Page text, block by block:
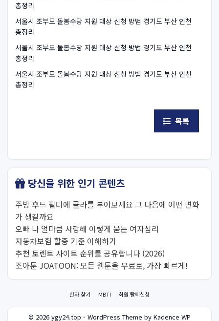
총정리
서울시 조부모 돌봄수당 지원 대상 신청 방법 경기도 부산 인천
총정리
서울시 조부모 돌봄수당 지원 대상 신청 방법 경기도 부산 인천
총정리
서울시 조부모 돌봄수당 지원 대상 신청 방법 경기도 부산 인천
총정리
목록
당신을 위한 인기 콘텐츠
주방 후드 필터에 콜라를 부어보세요 그 다음에 어떤 변화
가 생길까요
오빠 나 얼마큼 사랑해 이렇게 묻는 여자심리
자동차보험 할증 기준 이해하기
추천 토렌트 사이트 순위를 공유합니다 (2026)
조아툰 JOATOON: 모든 웹툰을 무료로, 가장 빠르게!
한자 찾기 MBTI 회원 탈퇴신청
© 2026 ygy24.top - WordPress Theme by Kadence WP